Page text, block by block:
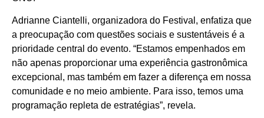
Adrianne Ciantelli, organizadora do Festival, enfatiza que
a preocupação com questões sociais e sustentáveis é a
prioridade central do evento. “Estamos empenhados em
não apenas proporcionar uma experiência gastronômica
excepcional, mas também em fazer a diferença em nossa
comunidade e no meio ambiente. Para isso, temos uma
programação repleta de estratégias”, revela.